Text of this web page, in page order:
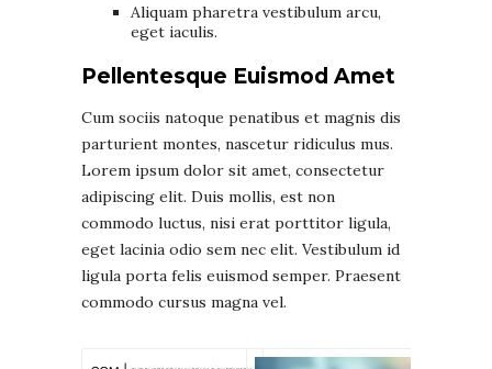
Aliquam pharetra vestibulum arcu,
eget iaculis.
Pellentesque Euismod Amet
Cum sociis natoque penatibus et magnis dis
parturient montes, nascetur ridiculus mus.
Lorem ipsum dolor sit amet, consectetur
adipiscing elit. Duis mollis, est non
commodo luctus, nisi erat porttitor ligula,
eget lacinia odio sem nec elit. Vestibulum id
ligula porta felis euismod semper. Praesent
commodo cursus magna vel.